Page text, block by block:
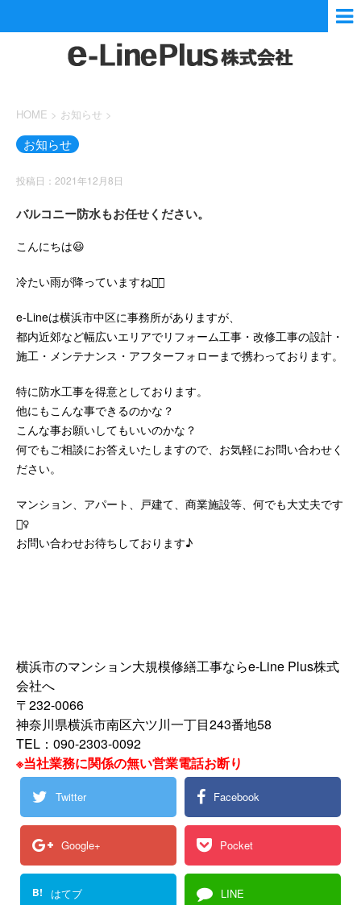
HOME > お知らせ >
お知らせ
投稿日：2021年12月8日
バルコニー防水もお任せください。
こんにちは😃
冷たい雨が降っていますね😮‍💨
e-Lineは横浜市中区に事務所がありますが、
都内近郊など幅広いエリアでリフォーム工事・改修工事の設計・
施工・メンテナンス・アフターフォローまで携わっております。
特に防水工事を得意としております。
他にもこんな事できるのかな？
こんな事お願いしてもいいのかな？
何でもご相談にお答えいたしますので、お気軽にお問い合わせく
ださい。
マンション、アパート、戸建て、商業施設等、何でも大丈夫です
🙆‍♀️
お問い合わせお待ちしております♪
横浜市のマンション大規模修繕工事ならe-Line Plus株式
会社へ
〒232-0066
神奈川県横浜市南区六ツ川一丁目243番地58
TEL：090-2303-0092
※当社業務に関係の無い営業電話お断り
Twitter Facebook
Google+ Pocket
B! はてブ LINE